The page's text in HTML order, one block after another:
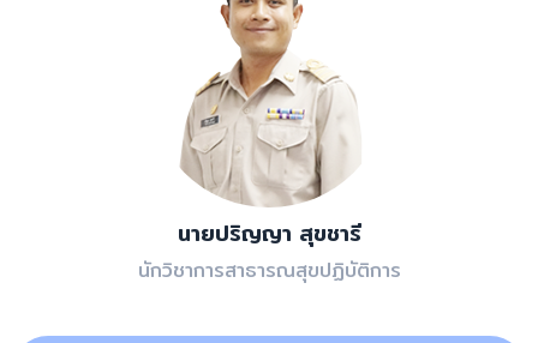
นายปริญญา สุขชารี
นักวิชาการสาธารณสุขปฏิบัติการ